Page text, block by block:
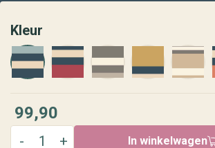
Kleur
99,90
In winkelwagen